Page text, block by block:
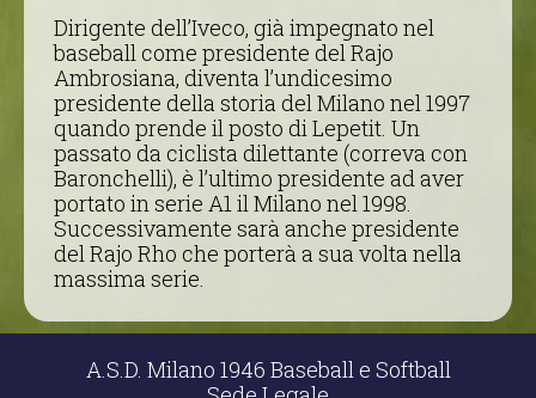
Dirigente dell’Iveco, già impegnato nel
baseball come presidente del Rajo
Ambrosiana, diventa l’undicesimo
presidente della storia del Milano nel 1997
quando prende il posto di Lepetit. Un
passato da ciclista dilettante (correva con
Baronchelli), è l’ultimo presidente ad aver
portato in serie A1 il Milano nel 1998.
Successivamente sarà anche presidente
del Rajo Rho che porterà a sua volta nella
massima serie.
A.S.D. Milano 1946 Baseball e Softball